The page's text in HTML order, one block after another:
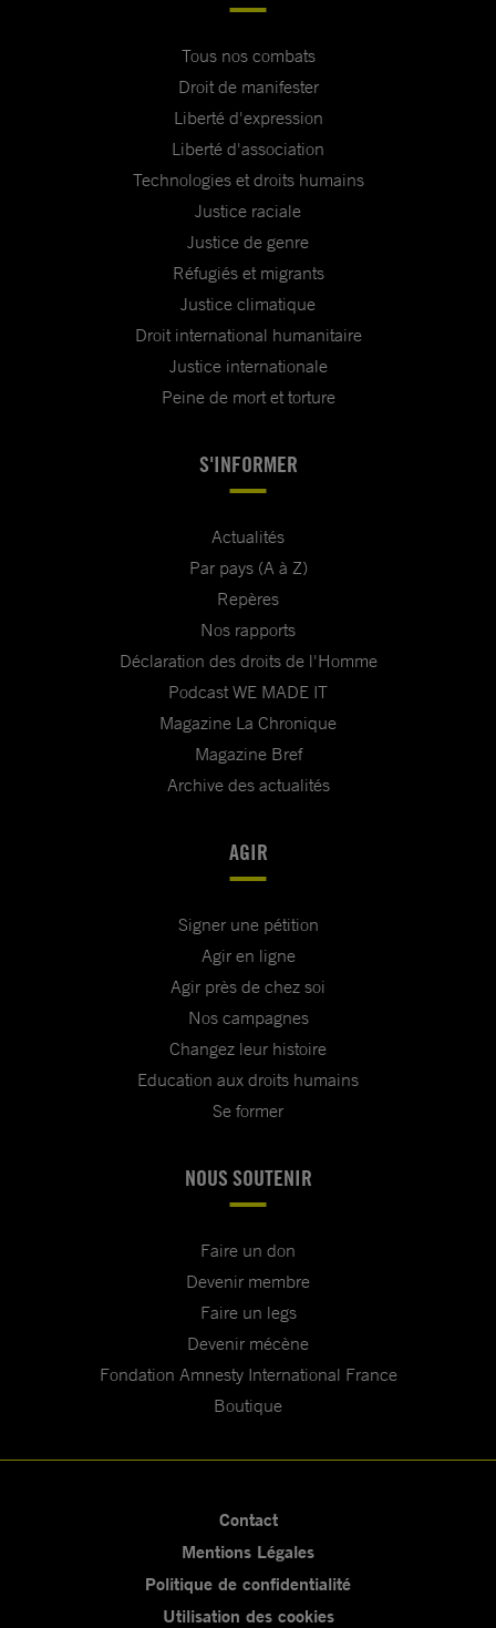
Tous nos combats
Droit de manifester
Liberté d'expression
Liberté d'association
Technologies et droits humains
Justice raciale
Justice de genre
Réfugiés et migrants
Justice climatique
Droit international humanitaire
Justice internationale
Peine de mort et torture
S'INFORMER
Actualités
Par pays (A à Z)
Repères
Nos rapports
Déclaration des droits de l'Homme
Podcast WE MADE IT
Magazine La Chronique
Magazine Bref
Archive des actualités
AGIR
Signer une pétition
Agir en ligne
Agir près de chez soi
Nos campagnes
Changez leur histoire
Education aux droits humains
Se former
NOUS SOUTENIR
Faire un don
Devenir membre
Faire un legs
Devenir mécène
Fondation Amnesty International France
Boutique
Contact
Mentions Légales
Politique de confidentialité
Utilisation des cookies